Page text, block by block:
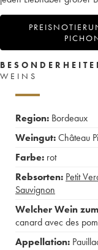
WEINS
Region: Bordeaux
Weingut:Château
Farbe: rot
Rebsorten: Petit
Sauvignon
Welcher Wein
canard avec des
Appellation: